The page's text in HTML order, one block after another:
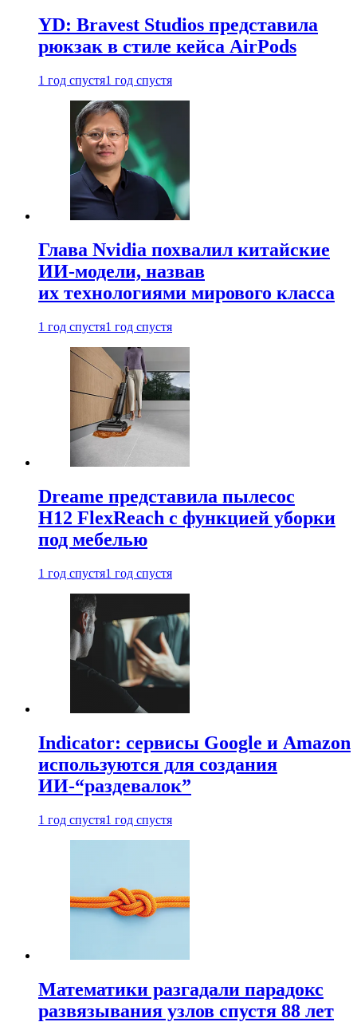
YD: Bravest Studios представила
рюкзак в стиле кейса AirPods
1 год спустя1 год спустя
Глава Nvidia похвалил китайские
ИИ-модели, назвав
их технологиями мирового класса
1 год спустя1 год спустя
Dreame представила пылесос
H12 FlexReach с функцией уборки
под мебелью
1 год спустя1 год спустя
Indicator: сервисы Google и Amazon
используются для создания
ИИ-“раздевалок”
1 год спустя1 год спустя
Математики разгадали парадокс
развязывания узлов спустя 88 лет